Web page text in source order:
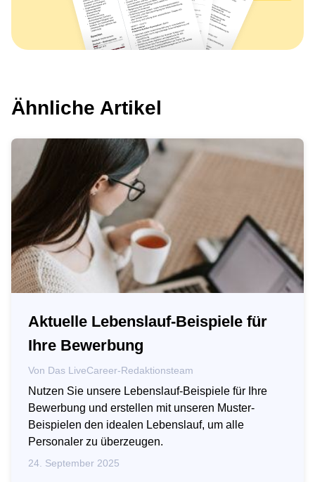
Ähnliche Artikel
Aktuelle Lebenslauf-Beispiele für
Ihre Bewerbung
Von Das LiveCareer-Redaktionsteam
Nutzen Sie unsere Lebenslauf-Beispiele für Ihre
Bewerbung und erstellen mit unseren Muster-
Beispielen den idealen Lebenslauf, um alle
Personaler zu überzeugen.
24. September 2025